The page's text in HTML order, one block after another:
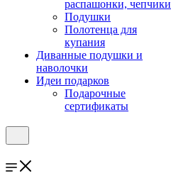
распашонки, чепчики
Подушки
Полотенца для
купания
Диванные подушки и
наволочки
Идеи подарков
Подарочные
сертификаты